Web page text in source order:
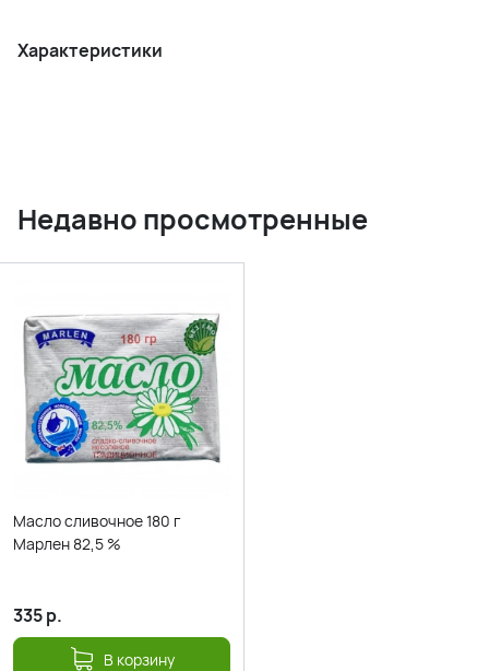
Характеристики
Недавно просмотренные
Масло сливочное 180 г
Марлен 82,5 %
335р.
В корзину